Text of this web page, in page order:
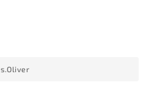
s.Oliver